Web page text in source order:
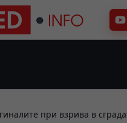
при взрива в